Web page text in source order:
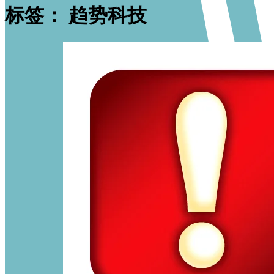
标签： 趋势科技